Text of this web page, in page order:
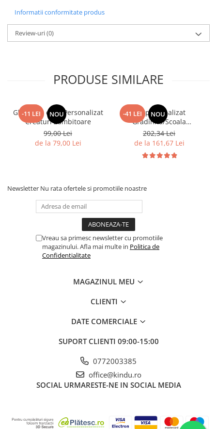
Informatii conformitate produs
Review-uri(0)
PRODUSE SIMILARE
-11 LEI NOU
Ghiozdan copii Personalizat
Creaturi Zambitoare
99,00 Lei
de la 79,00 Lei
-41 LEI NOU
Set personalizat
Gradinita/Scoala
personalizat cu nume si
personajul preferat
202,34 Lei
de la 161,67 Lei
Newsletter Nu rata ofertele si promotiile noastre
Vreau sa primesc newsletter cu promotiile
magazinului. Afla mai multe in Politica de
Confidentialitate
MAGAZINUL MEU
CLIENTI
DATE COMERCIALE
SUPORT CLIENTI 09:00-15:00
0772003385
office@kindu.ro
SOCIAL URMARESTE-NE IN SOCIAL MEDIA